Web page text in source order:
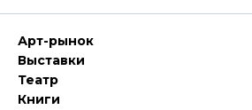
Арт-рынок
Выставки
Театр
Книги